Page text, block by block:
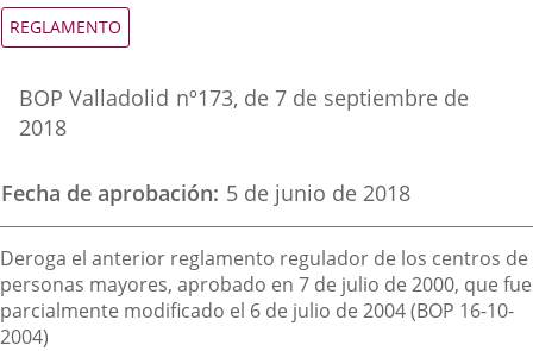
externa.externa.
Tipo
de
REGLAMENTO
boletin
BOP Valladolid nº173, de 7 de septiembre de
2018
Fecha de aprobación 5 de junio de 2018
Descripción
Deroga el anterior reglamento regulador de los centros de
personas mayores, aprobado en 7 de julio de 2000, que fue
parcialmente modificado el 6 de julio de 2004 (BOP 16-10-
2004)